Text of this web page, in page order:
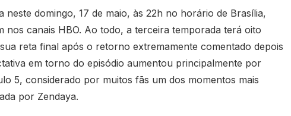
neste domingo, 17 de maio, às 22h no horário de Brasília,
nos canais HBO. Ao todo, a terceira temporada terá oito
reta final após o retorno extremamente comentado depois
em torno do episódio aumentou principalmente por
5, considerado por muitos fãs um dos momentos mais
por Zendaya.